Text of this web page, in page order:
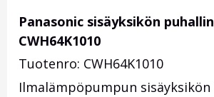
Panasonic sisäyksikön
CWH64K1010
Tuotenro: CWH64K1010
Ilmalämpöpumpun